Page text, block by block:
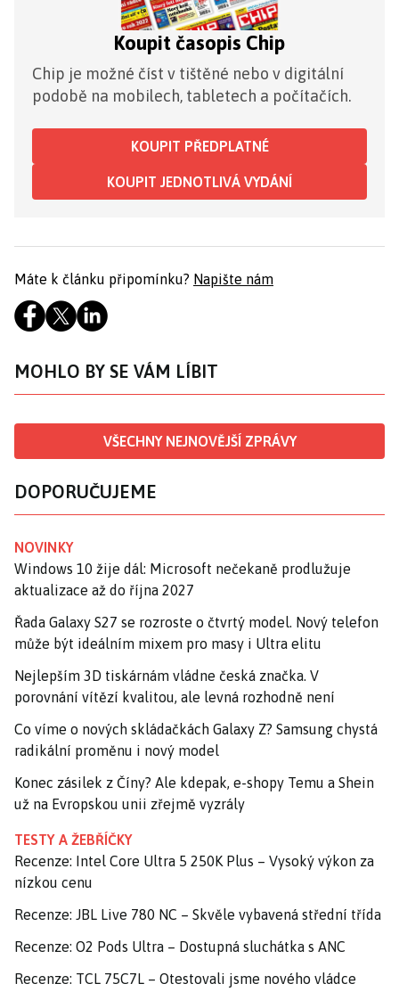
Koupit časopis Chip
Chip je možné číst v tištěné nebo v digitální
podobě na mobilech, tabletech a počítačích.
KOUPIT PŘEDPLATNÉ
KOUPIT JEDNOTLIVÁ VYDÁNÍ
Máte k článku připomínku? Napište nám
MOHLO BY SE VÁM LÍBIT
VŠECHNY NEJNOVĚJŠÍ ZPRÁVY
DOPORUČUJEME
NOVINKY
Windows 10 žije dál: Microsoft nečekaně prodlužuje
aktualizace až do října 2027
Řada Galaxy S27 se rozroste o čtvrtý model. Nový telefon
může být ideálním mixem pro masy i Ultra elitu
Nejlepším 3D tiskárnám vládne česká značka. V
porovnání vítězí kvalitou, ale levná rozhodně není
Co víme o nových skládačkách Galaxy Z? Samsung chystá
radikální proměnu i nový model
Konec zásilek z Číny? Ale kdepak, e-shopy Temu a Shein
už na Evropskou unii zřejmě vyzrály
TESTY A ŽEBŘÍČKY
Recenze: Intel Core Ultra 5 250K Plus – Vysoký výkon za
nízkou cenu
Recenze: JBL Live 780 NC – Skvěle vybavená střední třída
Recenze: O2 Pods Ultra – Dostupná sluchátka s ANC
Recenze: TCL 75C7L – Otestovali jsme nového vládce